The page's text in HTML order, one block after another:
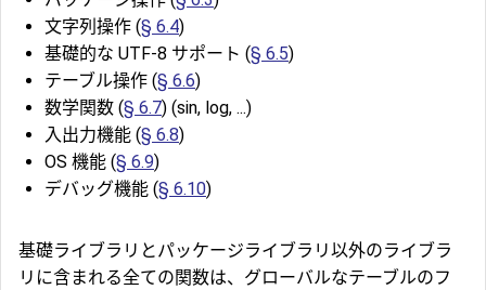
文字列操作 (§ 6.4)
基礎的な UTF-8 サポート (§ 6.5)
テーブル操作 (§ 6.6)
数学関数 (§ 6.7) (sin, log, ...)
入出力機能 (§ 6.8)
OS 機能 (§ 6.9)
デバッグ機能 (§ 6.10)
基礎ライブラリとパッケージライブラリ以外のライブラ
リに含まれる全ての関数は、グローバルなテーブルのフ